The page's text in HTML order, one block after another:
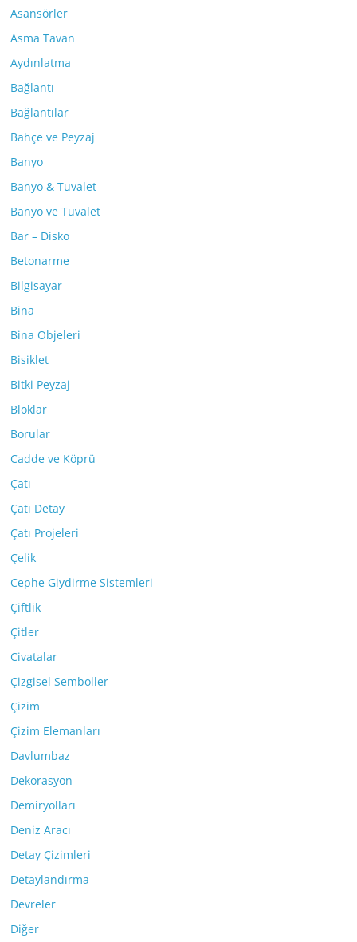
Asansörler
Asma Tavan
Aydınlatma
Bağlantı
Bağlantılar
Bahçe ve Peyzaj
Banyo
Banyo & Tuvalet
Banyo ve Tuvalet
Bar – Disko
Betonarme
Bilgisayar
Bina
Bina Objeleri
Bisiklet
Bitki Peyzaj
Bloklar
Borular
Cadde ve Köprü
Çatı
Çatı Detay
Çatı Projeleri
Çelik
Cephe Giydirme Sistemleri
Çiftlik
Çitler
Civatalar
Çizgisel Semboller
Çizim
Çizim Elemanları
Davlumbaz
Dekorasyon
Demiryolları
Deniz Aracı
Detay Çizimleri
Detaylandırma
Devreler
Diğer